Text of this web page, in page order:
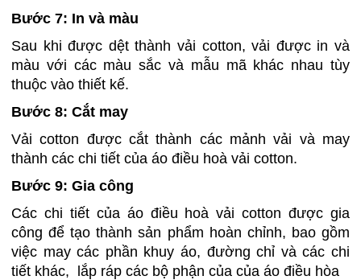
Bước 7: In và màu
Sau khi được dệt thành vải cotton, vải được in và
màu với các màu sắc và mẫu mã khác nhau tùy
thuộc vào thiết kế.
Bước 8: Cắt may
Vải cotton được cắt thành các mảnh vải và may
thành các chi tiết của áo điều hoà vải cotton.
Bước 9: Gia công
Các chi tiết của áo điều hoà vải cotton được gia
công để tạo thành sản phẩm hoàn chỉnh, bao gồm
việc may các phần khuy áo, đường chỉ và các chi
tiết khác, lắp ráp các bộ phận của của áo điều hòa